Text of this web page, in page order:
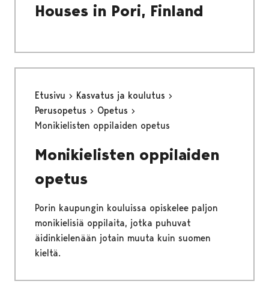
Houses in Pori, Finland
Etusivu
Kasvatus ja koulutus
Perusopetus
Opetus
Monikielisten oppilaiden opetus
Monikielisten oppilaiden
opetus
Porin kaupungin kouluissa opiskelee paljon
monikielisiä oppilaita, jotka puhuvat
äidinkielenään jotain muuta kuin suomen
kieltä.